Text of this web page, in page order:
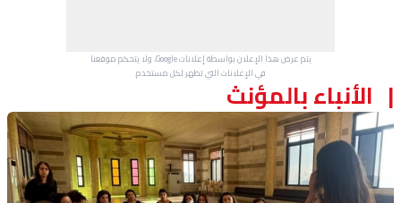
ثقافة ومجتمع
منوعات
يتم عرض هذا الإعلان بواسطة إعلانات Google، ولا يتحكم موقعنا
في الإعلانات التي تظهر لكل مستخدم.
الأنباء بالمؤنث